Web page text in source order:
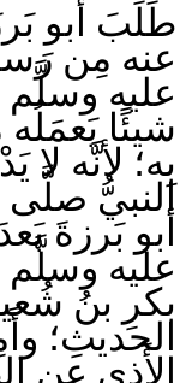
طَلَبَ أَبو
عنه مِن
عليه وسلَّم
شيئًا
بِه؛ لأنَّه
النبيُّ صلَّى
أبو بَرزةَ
عليه وسلَّم
بكرِ بنُ
الحديثِ؛
الأَذى عنِ